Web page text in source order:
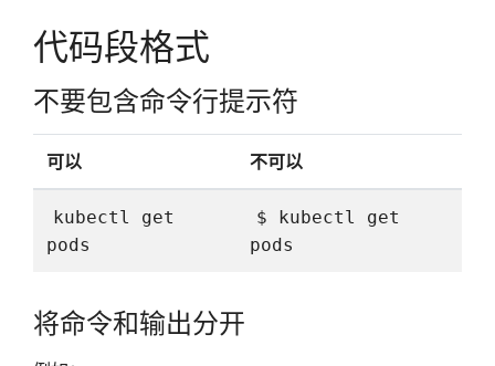
代码段格式
不要包含命令行提示符
可以 不可以
kubectl get
pods
$ kubectl get
pods
将命令和输出分开